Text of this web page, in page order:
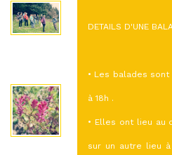
DETAILS D'UNE
• Les balades sont
à 18h .
• Elles ont lieu au
sur un autre lieu